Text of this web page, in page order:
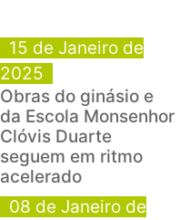
15 de Janeiro de
2025
Obras do ginásio e
da Escola Monsenhor
Clóvis Duarte
seguem em ritmo
acelerado
08 de Janeiro de